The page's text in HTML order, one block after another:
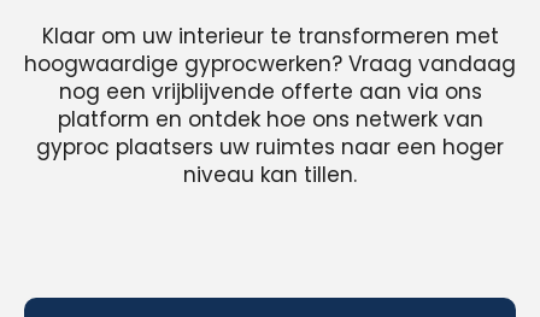
Klaar om uw interieur te transformeren met
hoogwaardige gyprocwerken? Vraag vandaag
nog een vrijblijvende offerte aan via ons
platform en ontdek hoe ons netwerk van
gyproc plaatsers uw ruimtes naar een hoger
niveau kan tillen.